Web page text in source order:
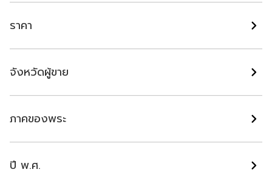
เหรียญหลวงพ่อทวด รุ่น
เสาร์ ๕ มหามงคล ๑๐๐ ปี
นวโลหะ หน้ากากเงิน
นนทบุรี
฿ 9,000
ปู่ทวด รุ่นเลื่อนสมณศักดิ์ ๖๗
฿ 4,900
ราคา
จังหวัดผู้ขาย
ภาคของพระ
ปี พ.ศ.